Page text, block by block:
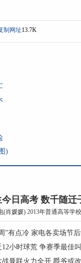
制网址13.7K
)
今日高考 数千随迁
(肖媛媛) 2013年普通高等学
”有点冷 家电各卖场节
小时球荒 争赛季最佳
战曼联火力全开 爵爷或